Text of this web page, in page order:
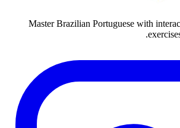
Master Brazilian Portuguese with